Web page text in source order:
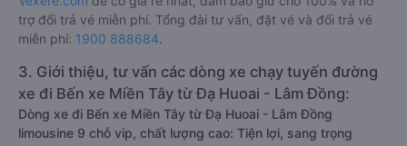
trợ đổi trả vé miễn phí. Tổng đài tư vấn, đặt vé và đổi trả vé
miễn phí: 1900 888684.
3. Giới thiệu, tư vấn các dòng xe chạy tuyến đường
xe đi Bến xe Miền Tây từ Đạ Huoai - Lâm Đồng:
Dòng xe đi Bến xe Miền Tây từ Đạ Huoai - Lâm Đồng
limousine 9 chỗ vip, chất lượng cao: Tiện lợi, sang trọng